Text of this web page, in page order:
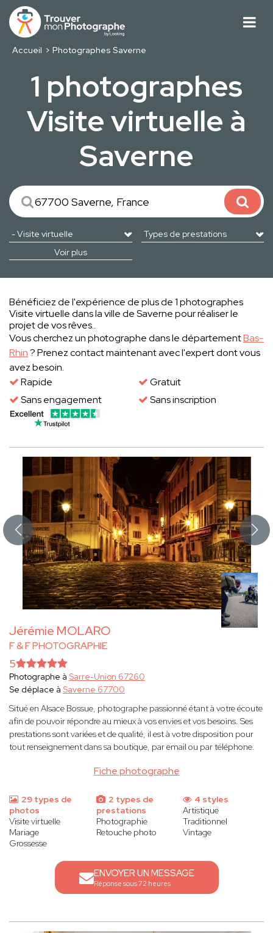
Accueil Photographes Saverne
1 photographes
Visite virtuelle à
Saverne
Voir plus
Bénéficiez de l'expérience de plus de 1 photographes
Visite virtuelle dans la ville de Saverne pour réaliser le
projet de vos rêves..
Vous cherchez un photographe dans le départementBas-
Rhin? Prenez contact maintenant avec l'expert dont vous
avez besoin.
Rapide
Gratuit
Sans engagement
Sans inscription
Jérémie MOLARO
F & F PHOTOGRAPHIE
Fiche photographe
5
Photographe à Sarre-Union 67260
Se déplace à Saverne 67700
Situé en Alsace Bossue, photographe passionné étant à votre écoute
afin de pouvoir répondre au mieux à vos envies et vos besoins. Ses
prestations sont variées et de qualité, il est à votre disposition pour
tout renseignement dans sa boutique, par email ou par téléphone.
29 types de
photos
Visite virtuelle
Mariage
Grossesse
2 types de
prestations
Photographie
Retouche photo
4 styles
Artistique
Traditionnel
Vintage
ENVOYER UN MESSAGE
Réponse sous 72 heures